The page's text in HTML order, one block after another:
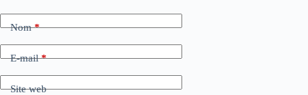
Nom*
E-mail*
Site web